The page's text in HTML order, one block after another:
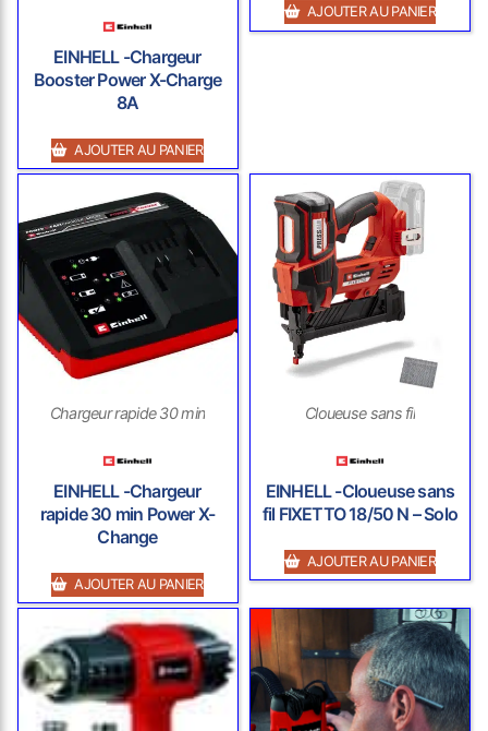
EINHELL -Chargeur
Booster Power X-Charge
8A
AJOUTER AU PANIER
AJOUTER AU PANIER
Chargeur rapide 30 min
EINHELL -Chargeur
rapide 30 min Power X-
Change
AJOUTER AU PANIER
Cloueuse sans fil
EINHELL -Cloueuse sans
fil FIXETTO 18/50 N – Solo
AJOUTER AU PANIER